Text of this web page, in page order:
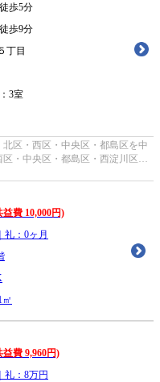
歩5分
歩9分
５丁目
3室
区・西区・中央区・都島区を中
・中央区・都島区・西淀川区・
費 10,000円)
礼：0ヶ月
費 9,960円)
礼：8万円